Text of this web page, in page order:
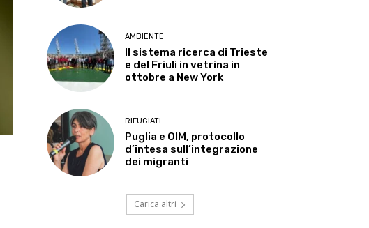
AMBIENTE
Il sistema ricerca di Trieste
e del Friuli in vetrina in
ottobre a New York
RIFUGIATI
Puglia e OIM, protocollo
d’intesa sull’integrazione
dei migranti
Carica altri